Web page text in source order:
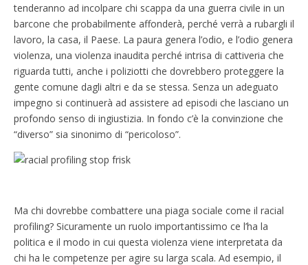
tenderanno ad incolpare chi scappa da una guerra civile in un
barcone che probabilmente affonderà, perché verrà a rubargli il
lavoro, la casa, il Paese. La paura genera l’odio, e l’odio genera
violenza, una violenza inaudita perché intrisa di cattiveria che
riguarda tutti, anche i poliziotti che dovrebbero proteggere la
gente comune dagli altri e da se stessa. Senza un adeguato
impegno si continuerà ad assistere ad episodi che lasciano un
profondo senso di ingiustizia. In fondo c’è la convinzione che
“diverso” sia sinonimo di “pericoloso”.
Ma chi dovrebbe combattere una piaga sociale come il racial
profiling? Sicuramente un ruolo importantissimo ce l’ha la
politica e il modo in cui questa violenza viene interpretata da
chi ha le competenze per agire su larga scala. Ad esempio, il